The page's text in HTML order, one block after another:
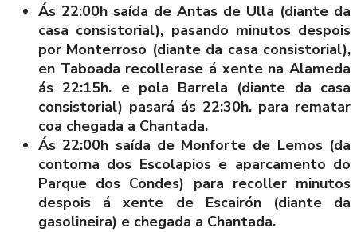
Ás 22:00h saída de Antas de Ulla (diante da
casa consistorial), pasando minutos despois
por Monterroso (diante da casa consistorial),
en Taboada recollerase á xente na Alameda
ás 22:15h. e pola Barrela (diante da casa
consistorial) pasará ás 22:30h. para rematar
coa chegada a Chantada.
Ás 22:00h saída de Monforte de Lemos (da
contorna dos Escolapios e aparcamento do
Parque dos Condes) para recoller minutos
despois á xente de Escairón (diante da
gasolineira) e chegada a Chantada.